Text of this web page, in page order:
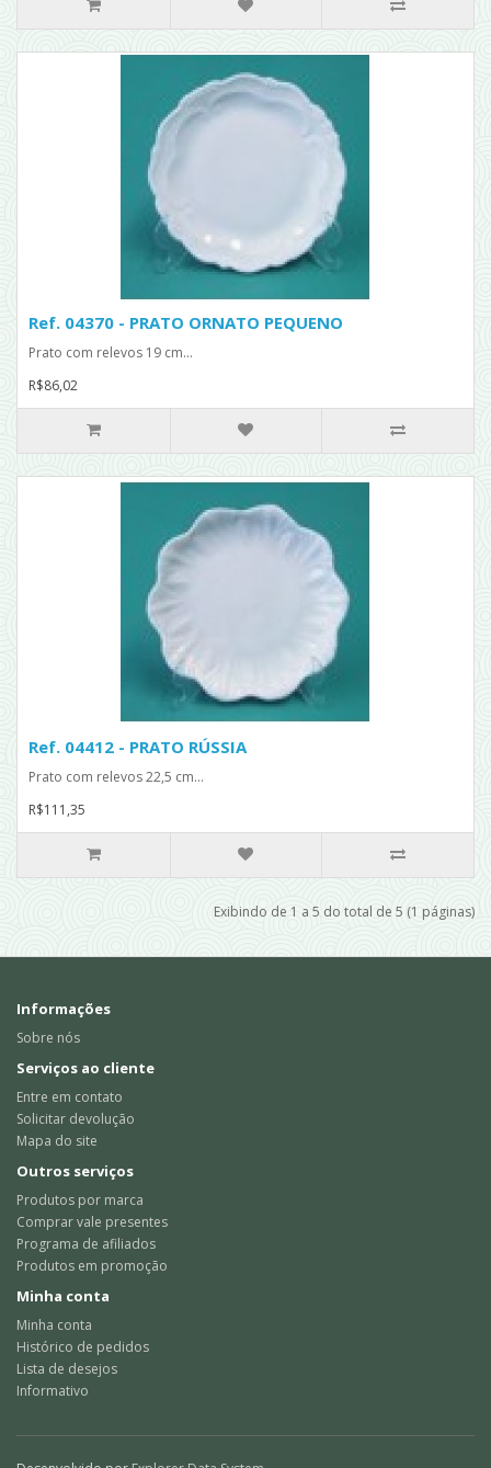
Ref. 04370 - PRATO ORNATO PEQUENO
Prato com relevos 19 cm...
R$86,02
Ref. 04412 - PRATO RÚSSIA
Prato com relevos 22,5 cm...
R$111,35
Exibindo de 1 a 5 do total de 5 (1 páginas)
Informações
Sobre nós
Serviços ao cliente
Entre em contato
Solicitar devolução
Mapa do site
Outros serviços
Produtos por marca
Comprar vale presentes
Programa de afiliados
Produtos em promoção
Minha conta
Minha conta
Histórico de pedidos
Lista de desejos
Informativo